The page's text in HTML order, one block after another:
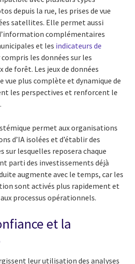
depuis la rue, les prises de vue
satellites. Elle permet aussi
complémentaires
et les indicateurs de
compris les données sur les
forêt. Les jeux de données
vue plus complète et dynamique de
les perspectives et renforcent le
permet aux organisations
d’IA isolées et d’établir des
sur lesquelles reposera chaque
parti des investissements déjà
augmente avec le temps, car les
sont activés plus rapidement et
processus opérationnels.
et la
leur utilisation des analyses